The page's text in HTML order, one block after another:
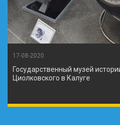
17-08-2020
Государственный музей
Циолковского в Калуге